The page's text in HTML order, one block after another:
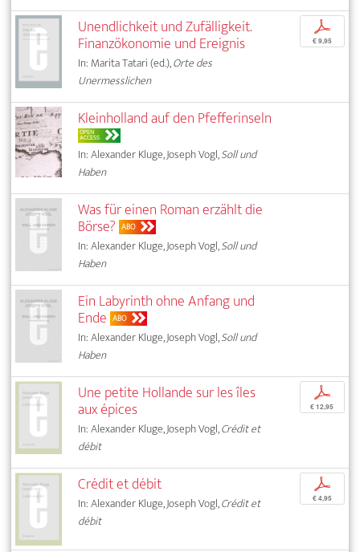
Unendlichkeit und Zufälligkeit.
Finanzökonomie und Ereignis
In: Marita Tatari (ed.),Orte des
Unermesslichen
p
€ 9,95
Kleinholland auf den Pfefferinseln
OPEN
ACCESS
In: Alexander Kluge, Joseph Vogl,Soll und
Haben
Was für einen Roman erzählt die
Börse? ABO
In: Alexander Kluge, Joseph Vogl,Soll und
Haben
Ein Labyrinth ohne Anfang und
Ende ABO
In: Alexander Kluge, Joseph Vogl,Soll und
Haben
Une petite Hollande sur les îles
aux épices
In: Alexander Kluge, Joseph Vogl,Crédit et
débit
p
€ 12,95
Crédit et débit
In: Alexander Kluge, Joseph Vogl,Crédit et
débit
p
€ 4,95